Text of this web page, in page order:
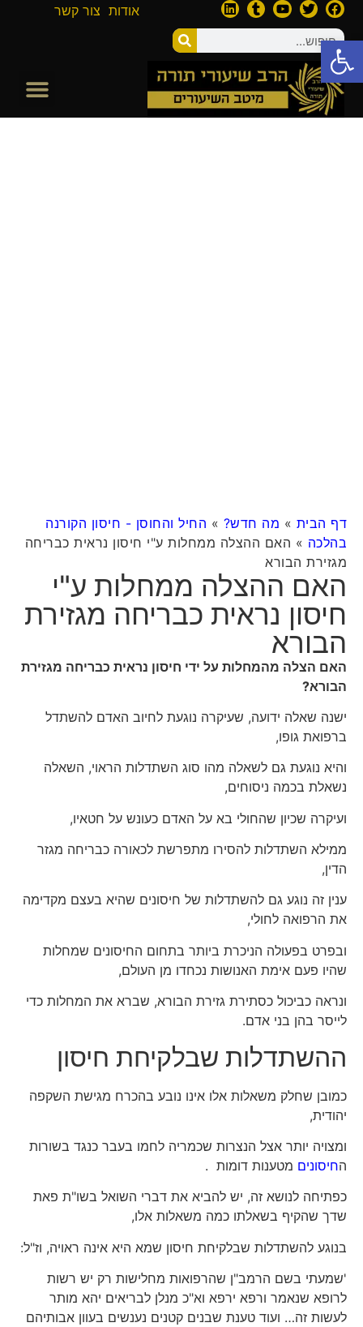
פתח סרגל נגישות
אודות צור קשר
דף הבית » מה חדש? » החיל והחוסן - חיסון הקורנה
בהלכה » האם ההצלה ממחלות ע"י חיסון נראית כבריחה
מגזירת הבורא
האם ההצלה ממחלות ע"י
חיסון נראית כבריחה מגזירת
הבורא
האם הצלה מהמחלות על ידי חיסון נראית כבריחה מגזירת
הבורא?
ישנה שאלה ידועה, שעיקרה נוגעת לחיוב האדם להשתדל
ברפואת גופו,
והיא נוגעת גם לשאלה מהו סוג השתדלות הראוי, השאלה
נשאלת בכמה ניסוחים,
ועיקרה שכיון שהחולי בא על האדם כעונש על חטאיו,
ממילא השתדלות להסירו מתפרשת לכאורה כבריחה מגזר
הדין,
ענין זה נוגע גם להשתדלות של חיסונים שהיא בעצם מקדימה
את הרפואה לחולי,
ובפרט בפעולה הניכרת ביותר בתחום החיסונים שמחלות
שהיו פעם אימת האנושות נכחדו מן העולם,
ונראה כביכול כסתירת גזירת הבורא, שברא את המחלות כדי
לייסר בהן בני אדם.
ההשתדלות שבלקיחת חיסון
כמובן שחלק משאלות אלו אינו נובע בהכרח מגישת השקפה
יהודית,
ומצויה יותר אצל הנצרות שכמריה לחמו בעבר כנגד בשורות
החיסונים מטענות דומות .
כפתיחה לנושא זה, יש להביא את דברי השואל בשו"ת פאת
שדך שהקיף בשאלתו כמה משאלות אלו,
בנוגע להשתדלות שבלקיחת חיסון שמא היא אינה ראויה, וז"ל:
'שמעתי בשם הרמב"ן שהרפואות מחלישות רק יש רשות
לרופא שנאמר ורפא ירפא וא"כ מנלן לבריאים יהא מותר
לעשות זה… ועוד טענת שבנים קטנים נענשים בעוון אבותיהם